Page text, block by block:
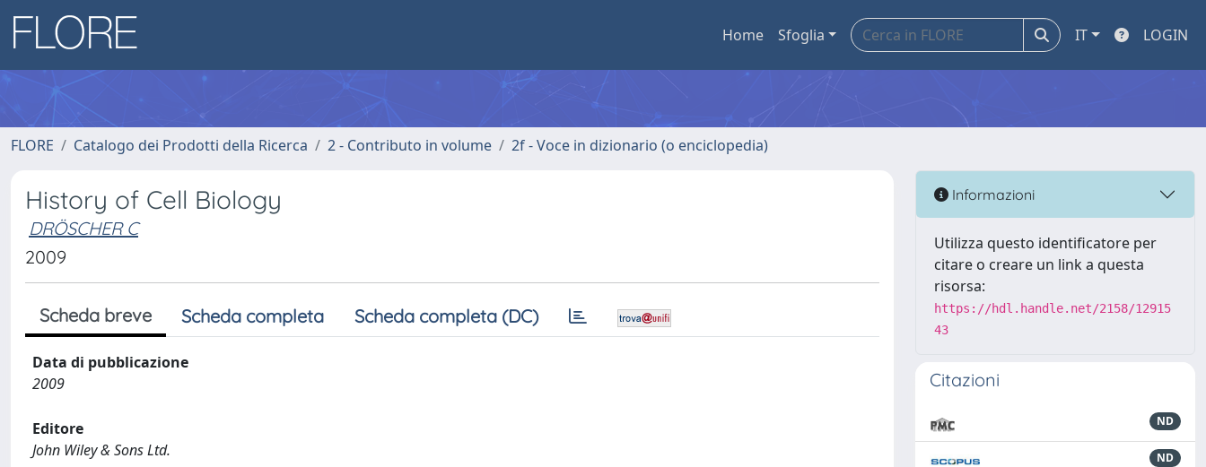
Home Sfoglia IT LOGIN
FLORE Catalogo dei Prodotti della Ricerca 2 - Contributo in volume 2f - Voce in dizionario (o enciclopedia)
History of Cell Biology
DRÖSCHER C
2009
Scheda breve Scheda completa Scheda completa (DC)
Data di pubblicazione
2009
Editore
John Wiley & Sons Ltd.
Informazioni
Utilizza questo identificatore per
citare o creare un link a questa
risorsa:
https://hdl.handle.net/2158/12915
43
Citazioni
ND
ND